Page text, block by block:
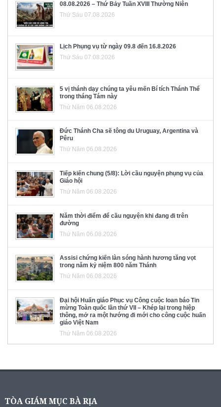
08.08.2026 – Thứ Bảy Tuần XVIII Thường Niên
Thứ Sáu 07.08.2026
Lịch Phụng vụ từ ngày 09.8 đến 16.8.2026
Thứ Sáu 07.08.2026
5 vị thánh dạy chúng ta yêu mến Bí tích Thánh Thể
trong tháng Tám này
Thứ Năm 06.08.2026
Đức Thánh Cha sẽ tông du Uruguay, Argentina và
Pêru
Thứ Năm 06.08.2026
Tiếp kiến chung (5/8): Lời cầu nguyện phụng vụ của
Giáo hội
Thứ Năm 06.08.2026
Năm thời điểm để cầu nguyện khi đang đi trên
đường
Thứ Năm 06.08.2026
Assisi chứng kiến làn sóng hành hương tăng vọt
trong năm kỷ niệm 800 năm Thánh
Thứ Năm 06.08.2026
Đại hội Huấn giáo Phục vụ Công cuộc loan báo Tin
mừng Toàn quốc lần thứ VII – Khép lại trong hiệp
thông, mở ra một hướng đi mới cho công cuộc huấn
giáo Việt Nam
Thứ Năm 06.08.2026
TÒA GIÁM MỤC BÀ RỊA